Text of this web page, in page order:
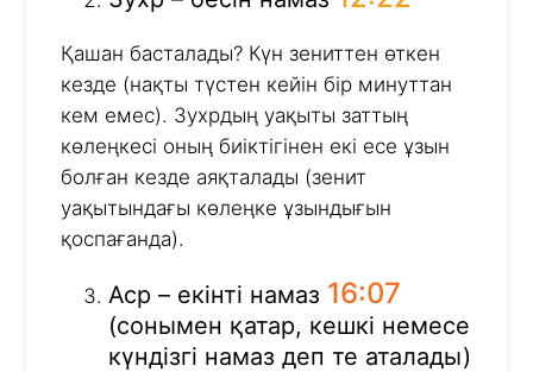
Қашан басталады? Күн зениттен өткен
кезде (нақты түстен кейін бір минуттан
кем емес). Зухрдың уақыты заттың
көлеңкесі оның биіктігінен екі есе ұзын
болған кезде аяқталады (зенит
уақытындағы көлеңке ұзындығын
қоспағанда).
Аср – екінті намаз 16:07
(сонымен қатар, кешкі немесе
күндізгі намаз деп те аталады)